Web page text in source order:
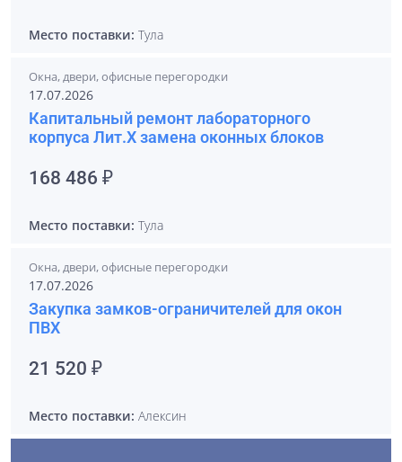
Место поставки: Тула
Окна, двери, офисные перегородки
17.07.2026
Капитальный ремонт лабораторного
корпуса Лит.Х замена оконных блоков
168 486 ₽
Место поставки: Тула
Окна, двери, офисные перегородки
17.07.2026
Закупка замков-ограничителей для окон
ПВХ
21 520 ₽
Место поставки: Алексин